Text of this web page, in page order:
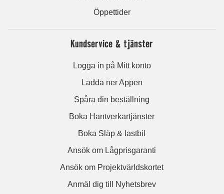
Öppettider
Kundservice & tjänster
Logga in på Mitt konto
Ladda ner Appen
Spåra din beställning
Boka Hantverkartjänster
Boka Släp & lastbil
Ansök om Lågprisgaranti
Ansök om Projektvärldskortet
Anmäl dig till Nyhetsbrev